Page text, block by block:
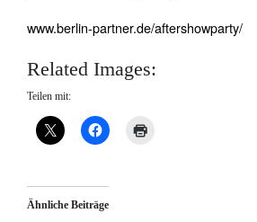
www.berlin-partner.de/aftershowparty/
Related Images:
Teilen mit:
Ähnliche Beiträge